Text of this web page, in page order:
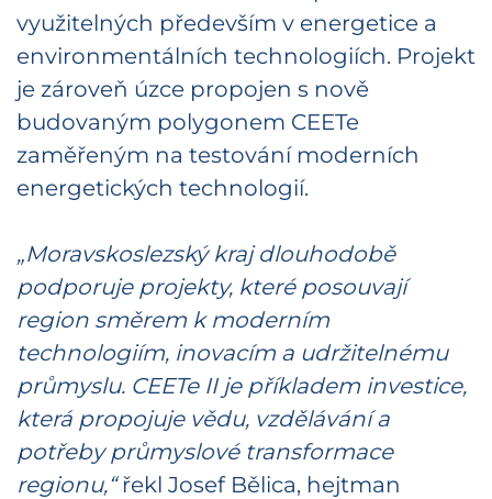
využitelných především v energetice a
environmentálních technologiích. Projekt
je zároveň úzce propojen s nově
budovaným polygonem CEETe
zaměřeným na testování moderních
energetických technologií.
„Moravskoslezský kraj dlouhodobě
podporuje projekty, které posouvají
region směrem k moderním
technologiím, inovacím a udržitelnému
průmyslu. CEETe II je příkladem investice,
která propojuje vědu, vzdělávání a
potřeby průmyslové transformace
regionu,“řekl Josef Bělica, hejtman